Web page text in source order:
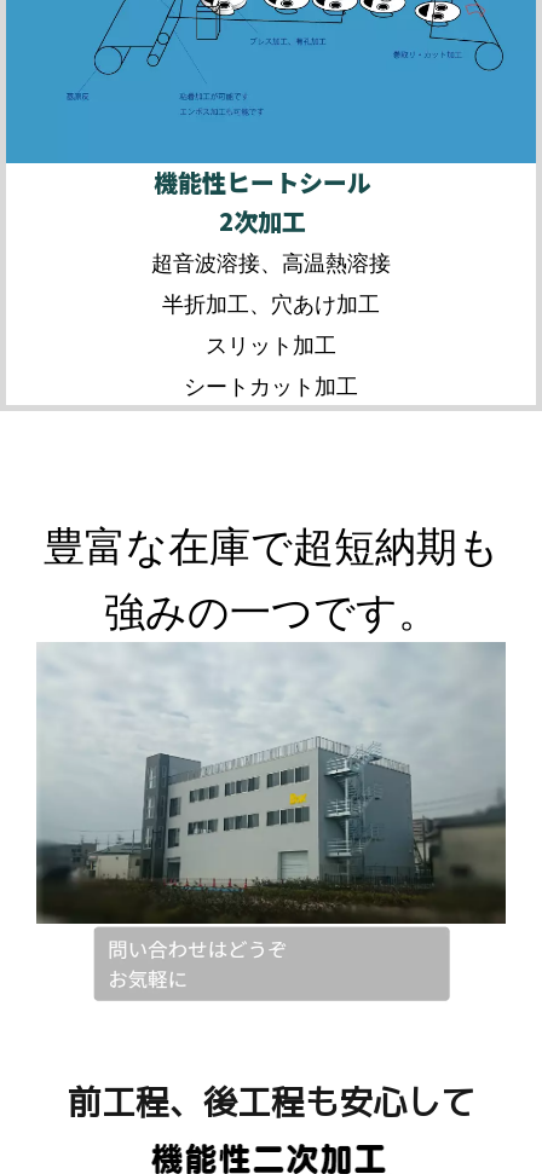
機能性ヒートシール
2次加工
超音波溶接、高温熱溶接
半折加工、穴あけ加工
スリット加工
シートカット加工
豊富な在庫で超短納期も
強みの一つです。
前工程、後工程も安心して